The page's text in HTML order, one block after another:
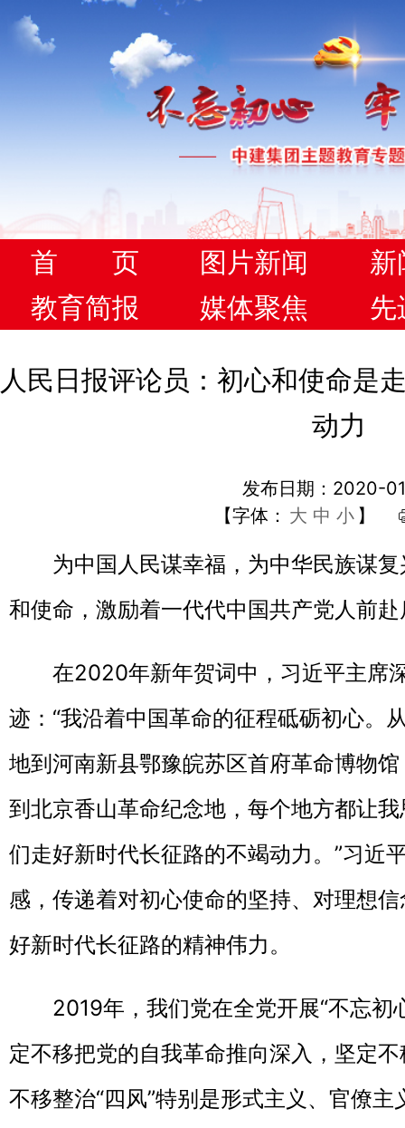
首 页 图片新闻
新
教育简报
媒体聚焦 先
人民日报评论员：初心和使命是
动力
发布日期：2020-
【字体： 大 中 小 】
为中国人民谋幸福，为中华民族谋复
和使命，激励着一代代中国共产党人前
在2020年新年贺词中，习近平主席
迹：“我沿着中国革命的征程砥砺初心。
地到河南新县鄂豫皖苏区首府革命博物
到北京香山革命纪念地，每个地方都让
们走好新时代长征路的不竭动力。”习近
感，传递着对初心使命的坚持、对理想
好新时代长征路的精神伟力。
2019年，我们党在全党开展“不忘初
定不移把党的自我革命推向深入，坚定
不移整治“四风”特别是形式主义、官僚